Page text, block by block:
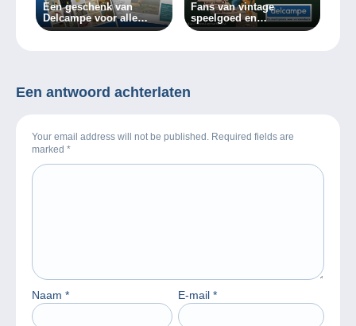
Een geschenk van
Delcampe voor alle
verzamelaars!
Fans van vintage
speelgoed en
tweedehandsgoederen
Een antwoord achterlaten
Your email address will not be published. Required fields are
marked *
Naam * E-mail *